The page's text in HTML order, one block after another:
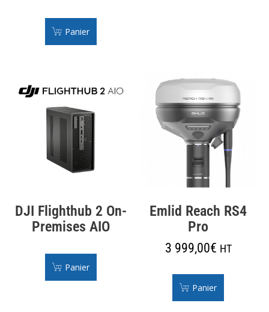
Panier
DJI Flighthub 2 On-
Premises AIO
Panier
Emlid Reach RS4
Pro
3 999,00€ HT
Panier